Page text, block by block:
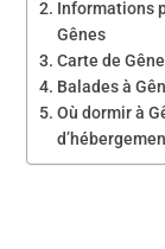
Informations
Gênes
Carte de
Balades à
Où dormir à